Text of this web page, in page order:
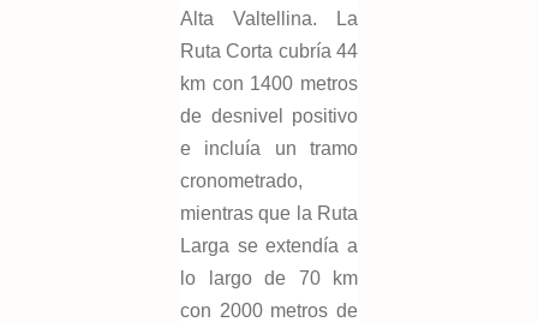
Alta Valtellina. La
Ruta Corta cubría 44
km con 1400 metros
de desnivel positivo
e incluía un tramo
cronometrado,
mientras que la Ruta
Larga se extendía a
lo largo de 70 km
con 2000 metros de